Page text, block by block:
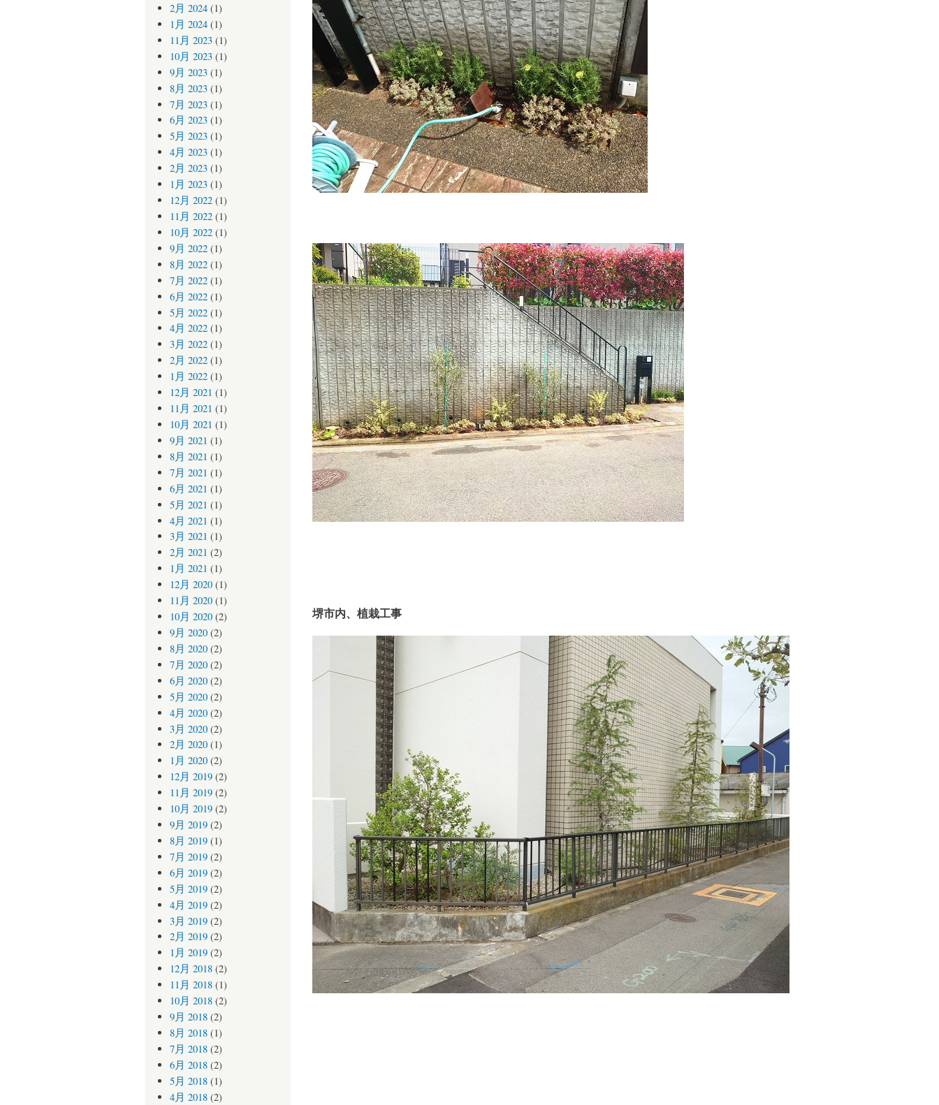
2月 2024(1)
1月 2024(1)
11月 2023(1)
10月 2023(1)
9月 2023(1)
8月 2023(1)
7月 2023(1)
6月 2023(1)
5月 2023(1)
4月 2023(1)
2月 2023(1)
1月 2023(1)
12月 2022(1)
11月 2022(1)
10月 2022(1)
9月 2022(1)
8月 2022(1)
7月 2022(1)
6月 2022(1)
5月 2022(1)
4月 2022(1)
3月 2022(1)
2月 2022(1)
1月 2022(1)
12月 2021 (1)
11月 2021 (1)
10月 2021 (1)
9月 2021 (1)
8月 2021 (1)
7月 2021 (1)
6月 2021 (1)
5月 2021 (1)
4月 2021 (1)
3月 2021 (1)
2月 2021 (2)
1月 2021 (1)
12月 2020(1)
11月 2020(1)
10月 2020(2)
9月 2020(2)
8月 2020(2)
7月 2020(2)
6月 2020(2)
5月 2020(2)
4月 2020(2)
3月 2020(2)
2月 2020(1)
1月 2020(2)
12月 2019(2)
11月 2019(2)
10月 2019(2)
9月 2019(2)
8月 2019(1)
7月 2019(2)
6月 2019(2)
5月 2019(2)
4月 2019(2)
3月 2019(2)
2月 2019(2)
1月 2019(2)
12月 2018(2)
11月 2018(1)
10月 2018(2)
9月 2018(2)
8月 2018(1)
7月 2018(2)
6月 2018(2)
5月 2018(1)
4月 2018(2)
堺市内、植栽工事